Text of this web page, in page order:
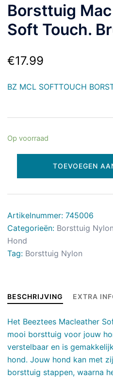
Borsttuig
Soft Touch.
€17.99
BZ MCL SOFTTOUCH
Op voorraad
TOEVOEGEN
Artikelnummer: 745006
Categorieën: Borsttuig Nylon
Hond
Tag: Borsttuig Nylon
BESCHRIJVING EXTRA
Het Beeztees Macleather
mooi borsttuig voor jouw
verstelbaar en is
hond. Jouw hond kan met
borsttuig stappen, waarna